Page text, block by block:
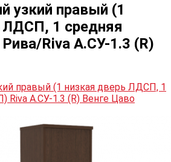
узкий правый (1
ЛДСП, 1 средняя
Riva А.СУ-1.3 (R)